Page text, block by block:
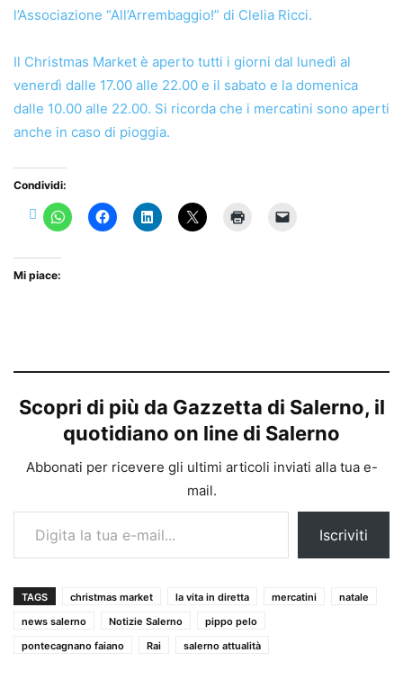
l’Associazione “All’Arrembaggio!” di Clelia Ricci.
Il Christmas Market è aperto tutti i giorni dal lunedì al
venerdì dalle 17.00 alle 22.00 e il sabato e la domenica
dalle 10.00 alle 22.00. Si ricorda che i mercatini sono aperti
anche in caso di pioggia.
Condividi:
Mi piace:
Scopri di più da Gazzetta di Salerno, il
quotidiano on line di Salerno
Abbonati per ricevere gli ultimi articoli inviati alla tua e-
mail.
Digita la tua e-mail...
Iscriviti
TAGS christmas market la vita in diretta mercatini
natale
news salerno
Notizie Salerno
pippo pelo
pontecagnano faiano
Rai salerno attualità